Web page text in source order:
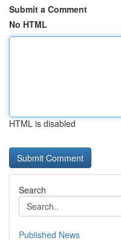
Submit a Comment
No HTML
HTML is disabled
Search
Published News